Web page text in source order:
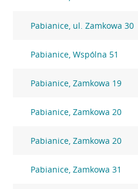
Pabianice, ul. Zamkowa 30
Pabianice, Wspólna 51
Pabianice, Zamkowa 19
Pabianice, Zamkowa 20
Pabianice, Zamkowa 20
Pabianice, Zamkowa 31